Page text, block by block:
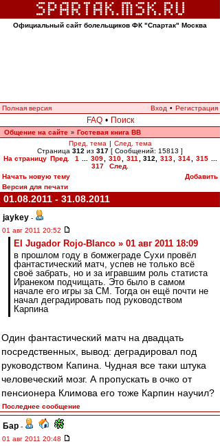
Официальный сайт болельщиков ФК "Спартак" Москва
Полная версия Вход • Регистрация
FAQ • Поиск
Общение на сайте » Гостевая книга ВВ
Пред. тема | След. тема
Страница 312 из 317 [ Сообщений: 15813 ]
На страницу Пред. 1 309 310 311 312 313 314 315
317
След.
Начать новую тему
Добавить
Версия для печати
01.08.2011 - 31.08.2011
jaykey -
01 авг 2011 20:52
El Jugador Rojo-Blanco » 01 авг 2011 18:09
в прошлом году в бомжеграде Сухи провёл
фантастический матч, успев не только всё
своё забрать, но и за игравшим роль статиста
Иранеком подчищать. Это было в самом
начале его игры за СМ. Тогда он ещё почти не
начал деградировать под руководством
Карпина
Один фантастический матч на двадцать
посредственных, вывод: деградировал под
руководством Капина. Чудная все таки штука
человеческий мозг. А пропускать в очко от
пенсионера Климова его тоже Карпин научил?
Последнее сообщение
Бар -
01 авг 2011 20:48